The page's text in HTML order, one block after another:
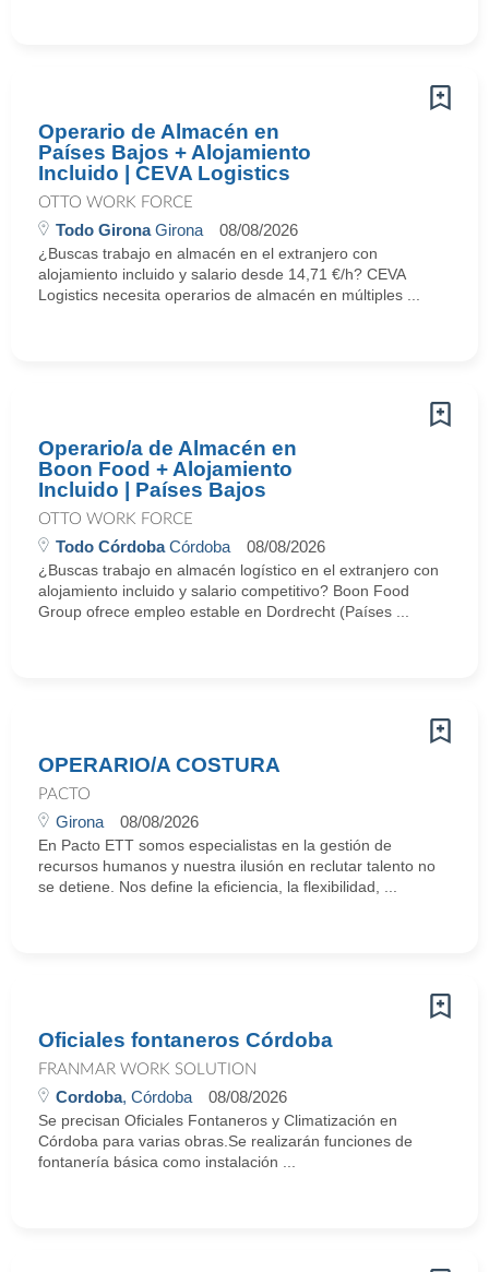
Operario de Almacén en
Países Bajos + Alojamiento
Incluido | CEVA Logistics
OTTO WORK FORCE
Todo GironaGirona 08/08/2026
¿Buscas trabajo en almacén en el extranjero con
alojamiento incluido y salario desde 14,71 €/h? CEVA
Logistics necesita operarios de almacén en múltiples ...
Operario/a de Almacén en
Boon Food + Alojamiento
Incluido | Países Bajos
OTTO WORK FORCE
Todo CórdobaCórdoba 08/08/2026
¿Buscas trabajo en almacén logístico en el extranjero con
alojamiento incluido y salario competitivo? Boon Food
Group ofrece empleo estable en Dordrecht (Países ...
OPERARIO/A COSTURA
PACTO
Girona 08/08/2026
En Pacto ETT somos especialistas en la gestión de
recursos humanos y nuestra ilusión en reclutar talento no
se detiene. Nos define la eficiencia, la flexibilidad, ...
Oficiales fontaneros Córdoba
FRANMAR WORK SOLUTION
Cordoba, Córdoba 08/08/2026
Se precisan Oficiales Fontaneros y Climatización en
Córdoba para varias obras.Se realizarán funciones de
fontanería básica como instalación ...